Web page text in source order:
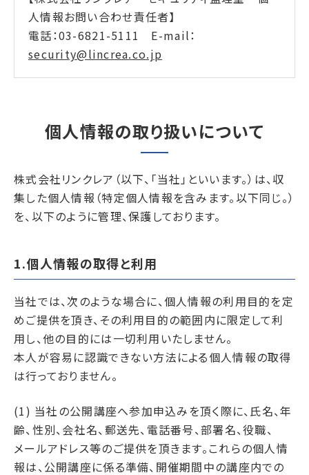
人情報お問い合わせ責任者】
電話：03-6821-5111 E-mail：
security@lincrea.co.jp
個人情報の取り扱いについて
株式会社リンクレア（以下、「当社」といいます。）は、収
集した個人情報（特定個人情報を含みます。以下同じ。）
を、以下のように管理、保護しております。
1.個人情報の取得と利用
当社では、次のような場合に、個人情報の利用目的を定
めご提供を頂き、その利用目的の範囲内に限定して利
用し、他の目的には一切利用いたしません。
本人が容易に認識できない方法による個人情報の取得
は行っておりません。
(1) 当社の公開講座へ参加申込みを頂く際に、氏名、年
齢、性別、会社名、郵送先、電話番号、部署名、役職、
メールアドレス等のご提供を頂きます。これらの個人情
報は、公開講座に係る準備、開催期間中の講座内での